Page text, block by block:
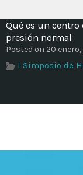
Qué es un centro
presión normal
Posted on 20
I Simposio de